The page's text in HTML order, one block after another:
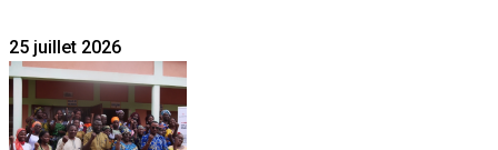
25 juillet 2026